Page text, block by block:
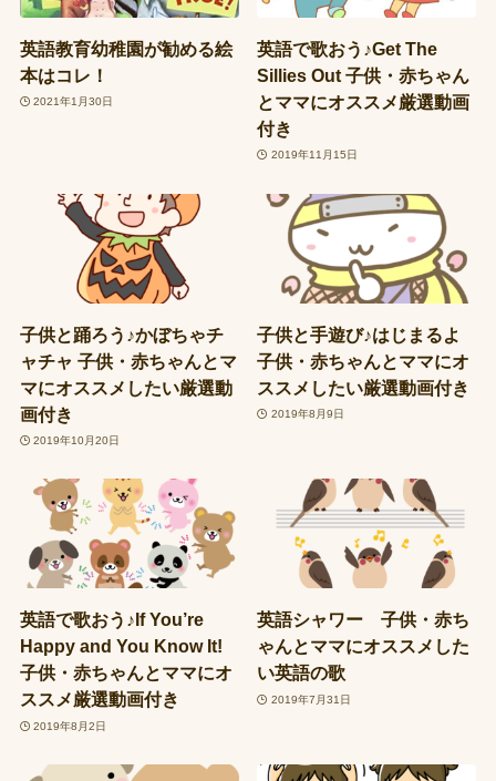
英語教育幼稚園が勧める絵
本はコレ！
2021年1月30日
英語で歌おう♪Get The
Sillies Out 子供・赤ちゃん
とママにオススメ厳選動画
付き
2019年11月15日
子供と踊ろう♪かぼちゃチ
ャチャ 子供・赤ちゃんとマ
マにオススメしたい厳選動
画付き
2019年10月20日
子供と手遊び♪はじまるよ
子供・赤ちゃんとママにオ
ススメしたい厳選動画付き
2019年8月9日
英語で歌おう♪If You’re
Happy and You Know It!
子供・赤ちゃんとママにオ
ススメ厳選動画付き
2019年8月2日
英語シャワー 子供・赤ち
ゃんとママにオススメした
い英語の歌
2019年7月31日